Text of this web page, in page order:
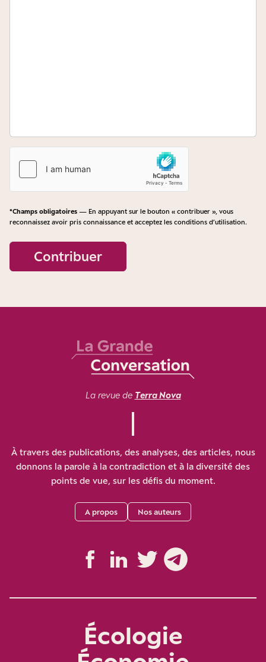
*Champs obligatoires — En appuyant sur le bouton « contribuer », vous
reconnaissez avoir pris connaissance et acceptez les conditions d’utilisation.
Contribuer
La revue de Terra Nova
À travers des publications, des analyses, des articles, nous
donnons la parole à la contradiction et à la diversité des
points de vue, sur les défis du moment.
A propos Nos auteurs
Écologie